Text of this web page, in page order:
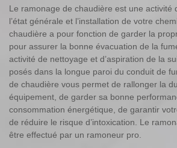
Le ramonage de chaudière est une activité
l’état générale et l’installation de votre
chaudière a pour fonction de garder la
pour assurer la bonne évacuation de la
activité de nettoyage et d’aspiration de la
posés dans la longue paroi du conduit de
de chaudière vous permet de rallonger la
équipement, de garder sa bonne
consommation énergétique, de garantir
de réduire le risque d’intoxication. Le
être effectué par un ramoneur pro.